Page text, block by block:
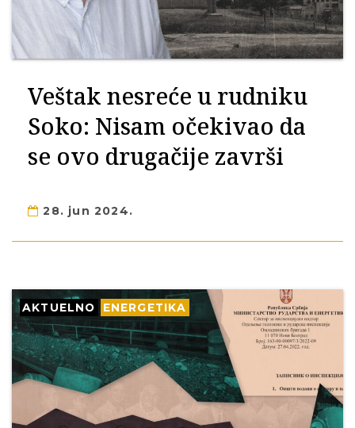
Veštak nesreće u rudniku
Soko: Nisam očekivao da
se ovo drugačije završi
28. jun 2024.
AKTUELNO ENERGETIKA